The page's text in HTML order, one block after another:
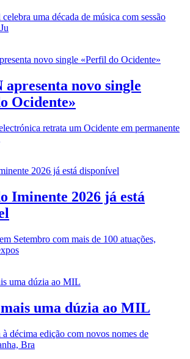
uma década de música com sessão
novo single
Ocidente»
retrata um Ocidente em permanente
Iminente 2026 já está
Setembro com mais de 100 atuações,
uma dúzia ao MIL
à décima edição com novos nomes de
Bra